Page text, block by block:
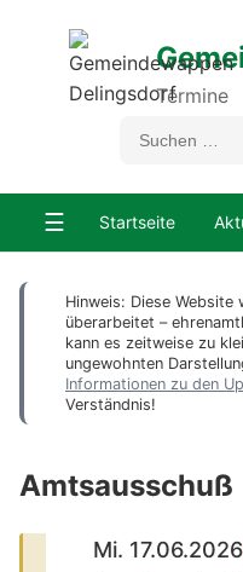
Termine
☰ Startseite
Hinweis: Diese
überarbeitet –
kann es zeitweise zu
ungewohnten
Informationen zu den
Verständnis!
Amtsausschuß
Mi. 17.06.2026